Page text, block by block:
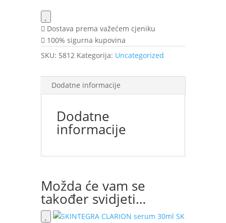
Dostava prema važećem cjeniku
100% sigurna kupovina
SKU: 5812 Kategorija: Uncategorized
Dodatne informacije
Dodatne
informacije
Možda će vam se
također svidjeti…